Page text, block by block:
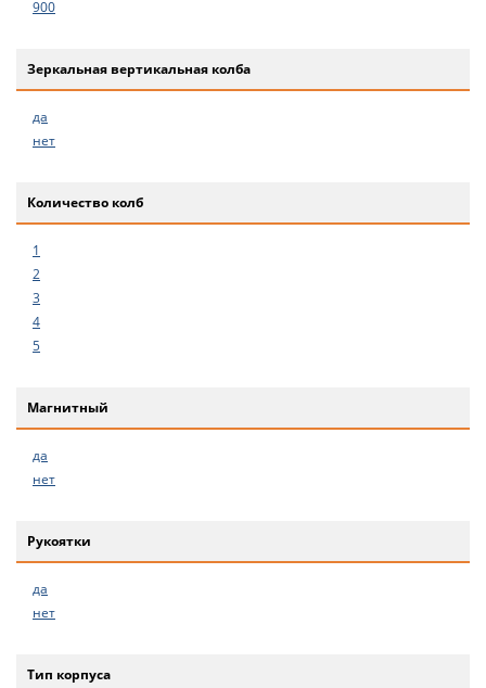
900
Зеркальная вертикальная колба
да
нет
Количество колб
1
2
3
4
5
Магнитный
да
нет
Рукоятки
да
нет
Тип корпуса